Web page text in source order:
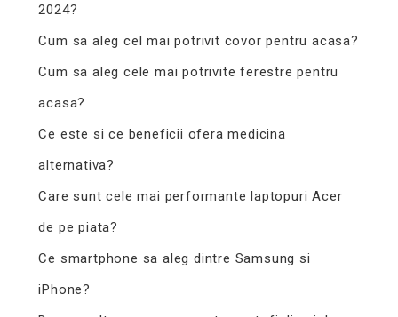
2024?
Cum sa aleg cel mai potrivit covor pentru acasa?
Cum sa aleg cele mai potrivite ferestre pentru
acasa?
Ce este si ce beneficii ofera medicina
alternativa?
Care sunt cele mai performante laptopuri Acer
de pe piata?
Ce smartphone sa aleg dintre Samsung si
iPhone?